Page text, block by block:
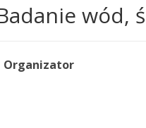
wód,
Organizator